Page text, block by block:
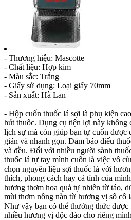
- Thương hiệu: Mascotte
- Chất liệu: Hợp kim
- Màu sắc: Trắng
- Giấy sử dụng: Loại giấy 70mm
- Sản xuất: Hà Lan
- Hộp cuốn thuốc lá sợi là phụ kiện
hút thuốc. Dụng cụ tiện lợi này không
lịch sự mà còn giúp bạn tự cuốn được
giản và nhanh gọn. Đảm bảo điếu
và đều. Đối với nhiều người sành
thuốc lá tự tay mình cuốn là việc vô
chọn nguyên liệu sợi thuốc lá với
thích, phong cách hay cá tính của
hương thơm hoa quả tự nhiên từ táo,
mùi thơm nồng nàn từ hương vị sô cô
Như vậy bạn có thể thưởng thức được
nhiều hương vị độc đáo cho riêng